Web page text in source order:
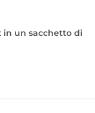
in un sacchetto di